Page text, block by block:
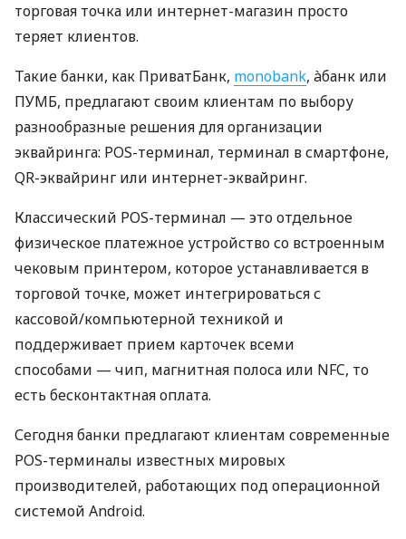
торговая точка или интернет-магазин просто
теряет клиентов.
Такие банки, как ПриватБанк, monobank, àбанк или
ПУМБ, предлагают своим клиентам по выбору
разнообразные решения для организации
эквайринга: POS-терминал, терминал в смартфоне,
QR-эквайринг или интернет-эквайринг.
Классический POS-терминал — это отдельное
физическое платежное устройство со встроенным
чековым принтером, которое устанавливается в
торговой точке, может интегрироваться с
кассовой/компьютерной техникой и
поддерживает прием карточек всеми
способами — чип, магнитная полоса или NFC, то
есть бесконтактная оплата.
Сегодня банки предлагают клиентам современные
POS-терминалы известных мировых
производителей, работающих под операционной
системой Android.